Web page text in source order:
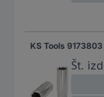
KS Tools
Št.